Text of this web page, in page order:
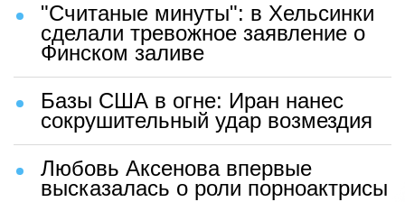
"Считаные минуты": в Хельсинки
сделали тревожное заявление о
Финском заливе
Базы США в огне: Иран нанес
сокрушительный удар возмездия
Любовь Аксенова впервые
высказалась о роли порноактрисы